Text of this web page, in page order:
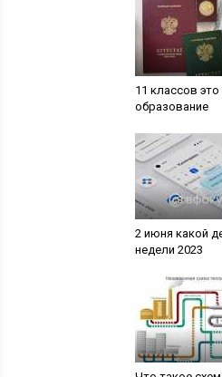
11 классов
образование
2 июня какой
недели 2023